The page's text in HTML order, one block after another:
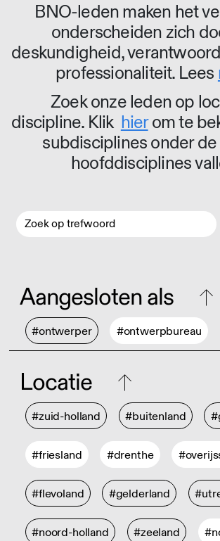
BNO-leden maken het
onderscheiden zich
deskundigheid,
professionaliteit. Lees
Zoek onze leden op
discipline. Klik hierom te
subdisciplines onder
hoofddisciplines
Aangesloten als
#ontwerper #ontwerpbureau
Locatie
#zuid-holland #buitenland
#friesland #drenthe
#flevoland #gelderland
#noord-holland #zeeland